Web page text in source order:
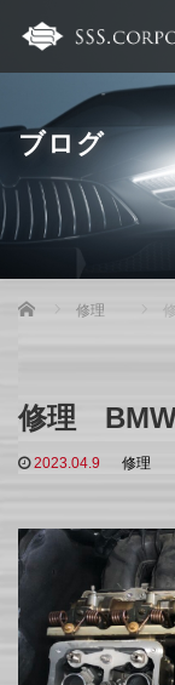
ブログ
Home 修理
修理
2023.04.9 修理